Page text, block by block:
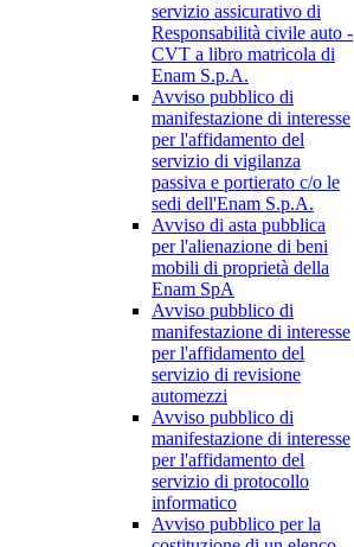
servizio assicurativo di
Responsabilità civile auto -
CVT a libro matricola di
Enam S.p.A.
Avviso pubblico di
manifestazione di interesse
per l'affidamento del
servizio di vigilanza
passiva e portierato c/o le
sedi dell'Enam S.p.A.
Avviso di asta pubblica
per l'alienazione di beni
mobili di proprietà della
Enam SpA
Avviso pubblico di
manifestazione di interesse
per l'affidamento del
servizio di revisione
automezzi
Avviso pubblico di
manifestazione di interesse
per l'affidamento del
servizio di protocollo
informatico
Avviso pubblico per la